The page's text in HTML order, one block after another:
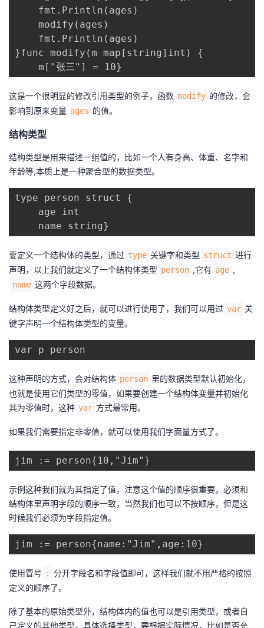
fmt.Println(ages)
modify(ages)
fmt.Println(ages)
}func modify(m map[string]int) {
m["张三"] = 10}
这是一个很明显的修改引用类型的例子，函数 modify 的修改，会
影响到原来变量 ages 的值。
结构类型
结构类型是用来描述一组值的，比如一个人有身高、体重、名字和
年龄等,本质上是一种聚合型的数据类型。
type person struct {
age int
name string}
要定义一个结构体的类型，通过 type 关键字和类型 struct 进行
声明，以上我们就定义了一个结构体类型 person ,它有 age ,
name 这两个字段数据。
结构体类型定义好之后，就可以进行使用了，我们可以用过 var 关
键字声明一个结构体类型的变量。
var p person
这种声明的方式，会对结构体 person 里的数据类型默认初始化，
也就是使用它们类型的零值，如果要创建一个结构体变量并初始化
其为零值时，这种 var 方式最常用。
如果我们需要指定非零值，就可以使用我们字面量方式了。
jim := person{10,"Jim"}
示例这种我们就为其指定了值，注意这个值的顺序很重要，必须和
结构体里声明字段的顺序一致，当然我们也可以不按顺序，但是这
时候我们必须为字段指定值。
jim := person{name:"Jim",age:10}
使用冒号 : 分开字段名和字段值即可，这样我们就不用严格的按照
定义的顺序了。
除了基本的原始类型外，结构体内的值也可以是引用类型，或者自
己定义的其他类型。具体选择类型，要根据实际情况，比如是否允